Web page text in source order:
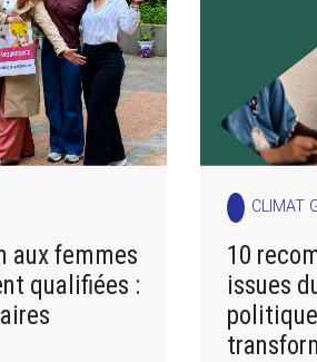
aux femmes
qualifiées :
CLIMAT
10
issues